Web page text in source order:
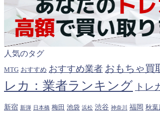
人気のタグ
MTG おすすめ おすすめ業者 おもちゃ買
レカ：業者ランキング トレ
新宿 新弾 日本橋 梅田 池袋 浜松 渋谷 神奈川 福岡 秋葉